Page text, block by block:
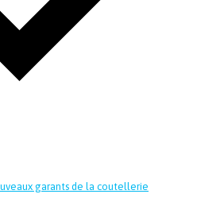
garants de la coutellerie